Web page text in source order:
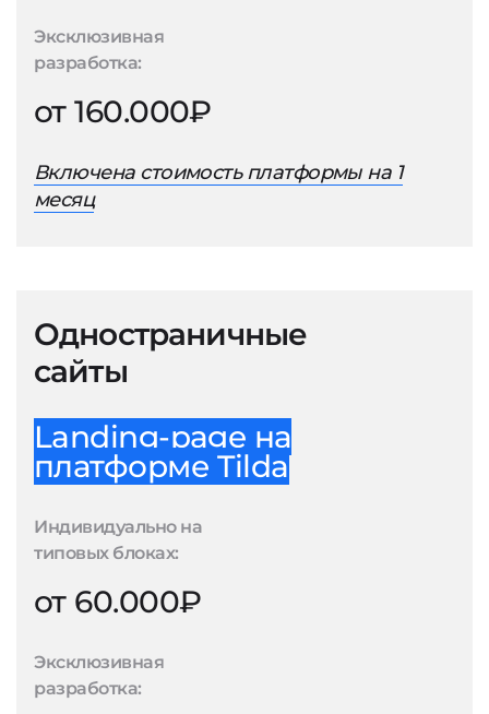
Эксклюзивная
разработка:
от 160.000₽
Включена стоимость платформы на 1
месяц
Одностраничные
сайты
Landing-page на
платформе Tilda
Индивидуально на
типовых блоках:
от 60.000₽
Эксклюзивная
разработка: